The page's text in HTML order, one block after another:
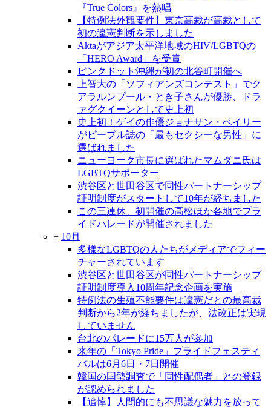
『True Colors』を熱唱
【特例法外観要件】東京高裁が高裁として
初の違憲判断を示しました
Aktaがアジア太平洋地域のHIV/LGBTQの
「HERO Award」を受賞
ピンクドット沖縄が初の北谷町開催へ
上智大の「ソフィアンズコンテスト」でク
アラルンプール・とき子さんが優勝、ドラ
ァグクイーンとして史上初
史上初！ゲイの俳優ジョナサン・ベイリー
がピープル誌の「最もセクシーな男性」に
選ばれました
ニューヨーク市長に選ばれたマムダニ氏は
LGBTQサポーター
渋谷区と世田谷区で同性パートナーシップ
証明制度がスタートして10年が経ちました
この三連休、初開催の高松ほか各地でプラ
イドパレードが開催されました
+ 10月
多様なLGBTQの人たちがメディアでフィー
チャーされています
渋谷区と世田谷区が同性パートナーシップ
証明制度導入10周年記念企画を実施
特例法の生殖不能要件は違憲だとの最高裁
判断から2年が経ちましたが、法改正は実現
していません
台北のパレードに15万人が参加
来年の「Tokyo Pride」プライドフェスティ
バルは6月6日・7日開催
韓国の国勢調査で「同性配偶者」との登録
が認められました
【追悼】人間的にも不思議な魅力を放って